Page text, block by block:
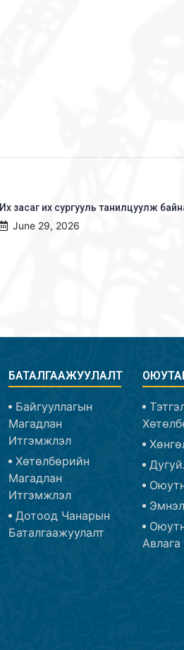
Их засаг их сургууль танилцуулж
June 29, 2026
БАТАЛГААЖУУЛАЛТ
Байгууллагын
Магадлан
Итгэмжлэл
Хөтөлбөрийн
Магадлан
Итгэмжлэл
Дотоод Чанарын
Баталгаажуулалт
Авлага